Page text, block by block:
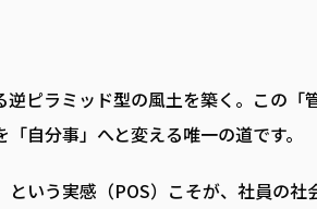
ピラミッド型の風土を築く。この「
自分事」へと変える唯一の道です。
という実感（POS）こそが、社員の社